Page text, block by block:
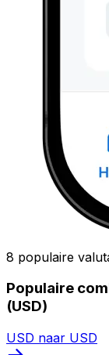
8 populaire
Populaire
(USD)
USD naar USD